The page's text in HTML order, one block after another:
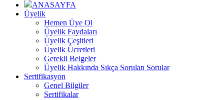
ANASAYFA
Üyelik
Hemen Üye Ol
Üyelik Faydaları
Üyelik Çeşitleri
Üyelik Ücretleri
Gerekli Belgeler
Üyelik Hakkında Sıkça Sorulan Sorular
Sertifikasyon
Genel Bilgiler
Sertifikalar